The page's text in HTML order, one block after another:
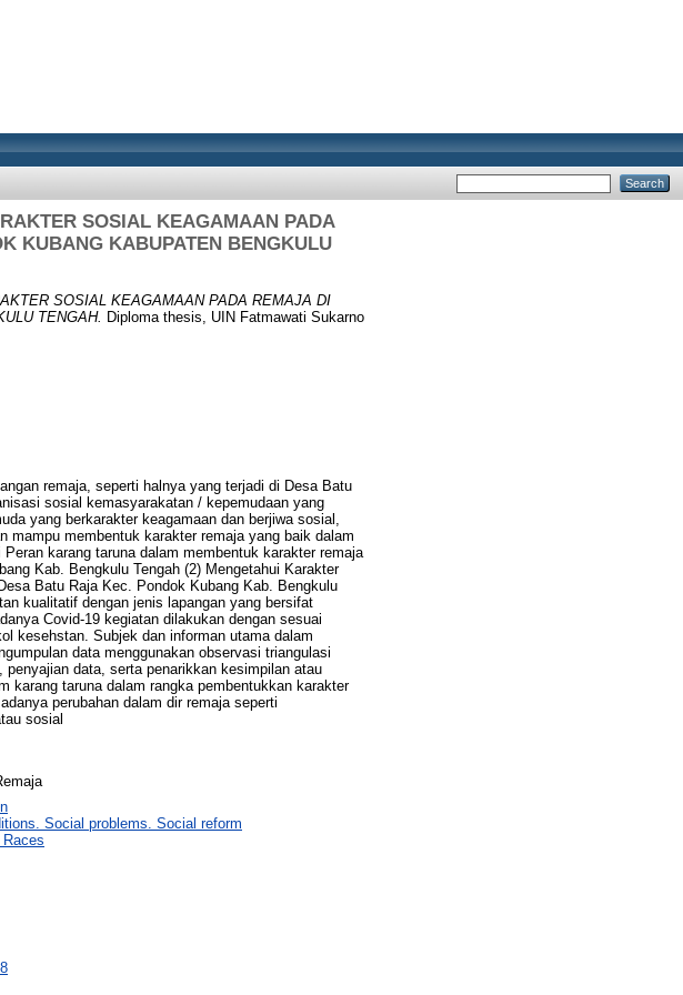
SOSIAL KEAGAMAAN PADA
KUBANG KABUPATEN BENGKULU
SOSIAL KEAGAMAAN PADA REMAJA DI
TENGAH. Diploma thesis, UIN Fatmawati Sukarno
remaja, seperti halnya yang terjadi di Desa Batu
sosial kemasyarakatan / kepemudaan yang
yang berkarakter keagamaan dan berjiwa sosial,
mampu membentuk karakter remaja yang baik dalam
karang taruna dalam membentuk karakter remaja
Kab. Bengkulu Tengah (2) Mengetahui Karakter
Batu Raja Kec. Pondok Kubang Kab. Bengkulu
kualitatif dengan jenis lapangan yang bersifat
Covid-19 kegiatan dilakukan dengan sesuai
kesehstan. Subjek dan informan utama dalam
data menggunakan observasi triangulasi
data, serta penarikkan kesimpilan atau
karang taruna dalam rangka pembentukkan karakter
perubahan dalam dir remaja seperti
sosial
Social problems. Social reform